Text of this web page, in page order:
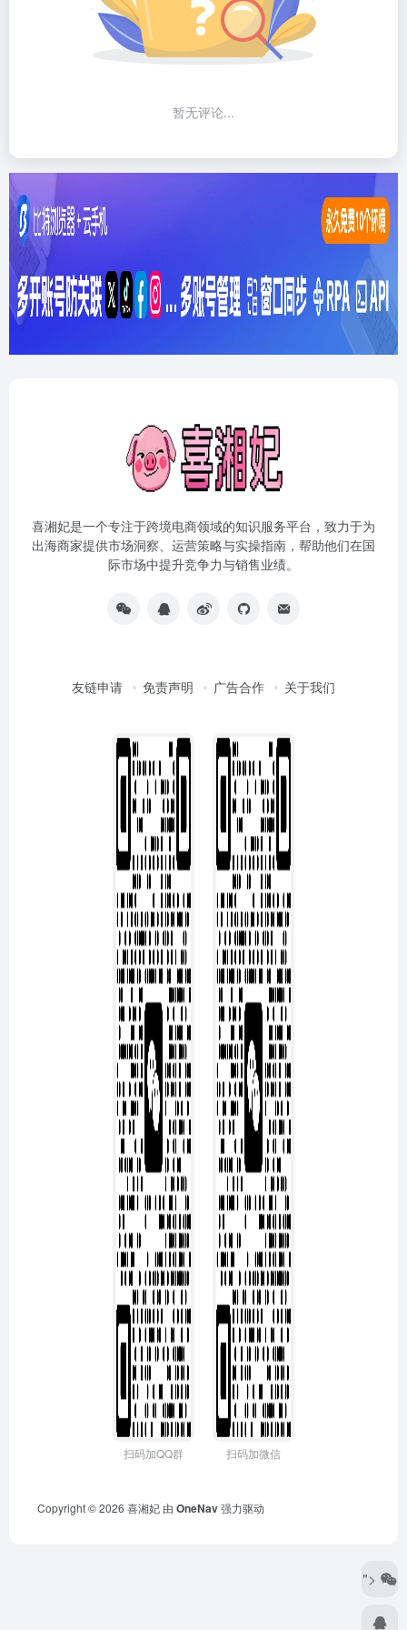
暂无评论...
喜湘妃是一个专注于跨境电商领域的知识服务平台，致力于为
出海商家提供市场洞察、运营策略与实操指南，帮助他们在国
际市场中提升竞争力与销售业绩。
友链申请 免责声明 广告合作 关于我们
扫码加QQ群 扫码加微信
Copyright © 2026 喜湘妃 由 OneNav强力驱动
">